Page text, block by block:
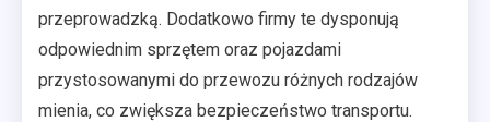
przeprowadzką. Dodatkowo firmy te dysponują
odpowiednim sprzętem oraz pojazdami
przystosowanymi do przewozu różnych rodzajów
mienia, co zwiększa bezpieczeństwo transportu.